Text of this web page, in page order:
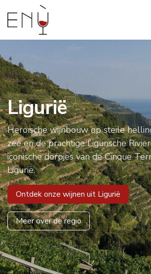
Overslaan naar inhoud
Ligurië
Heroïsche wijnbouw op steile
zee en de prachtige Ligurische
iconische dorpjes van de Cinque
Ligurië.
Ontdek onze wijnen uit Ligurië
Meer over de regio